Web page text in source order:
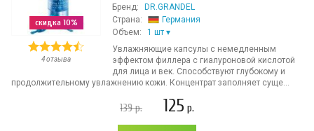
скидка 10%
4 отзыва
Бренд:
DR.GRANDEL
Страна:
Германия
Объем:
1 шт
Увлажняющие капсулы с немедленным
эффектом филлера с гиалуроновой кислотой
для лица и век. Способствуют глубокому и
продолжительному увлажнению кожи. Концентрат заполняет суще...
139р. 125 р.